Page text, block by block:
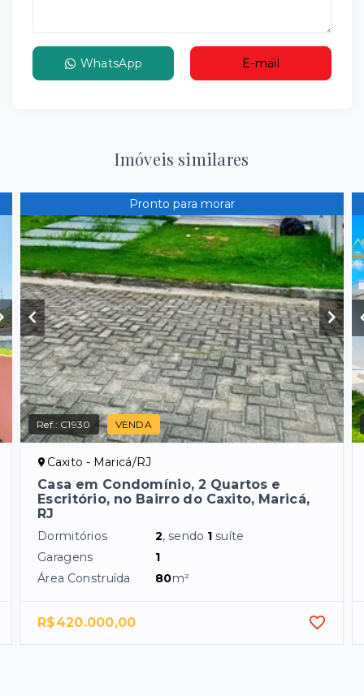
WhatsApp E-mail
Imóveis similares
Pronto para morar
Ref.: C1930 VENDA
Caxito - Maricá/RJ
Casa em Condomínio, 2 Quartos e
Escritório, no Bairro do Caxito, Maricá,
RJ
Dormitórios 2, sendo 1 suíte
Garagens
1
Área Construída
80m²
R$420.000,00